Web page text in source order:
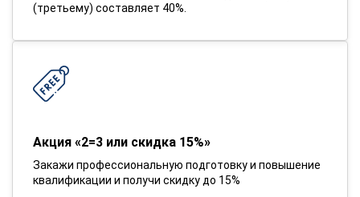
(третьему) составляет 40%.
Акция «2=3 или скидка 15%»
Закажи профессиональную подготовку и повышение
квалификации и получи скидку до 15%